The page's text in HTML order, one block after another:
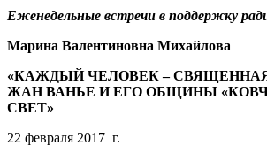
Еженедельные встречи в поддержку
Марина Валентиновна Михайлова
«КАЖДЫЙ ЧЕЛОВЕК –
ЖАН ВАНЬЕ И ЕГО ОБЩИНЫ
СВЕТ»
22 февраля 2017 г.